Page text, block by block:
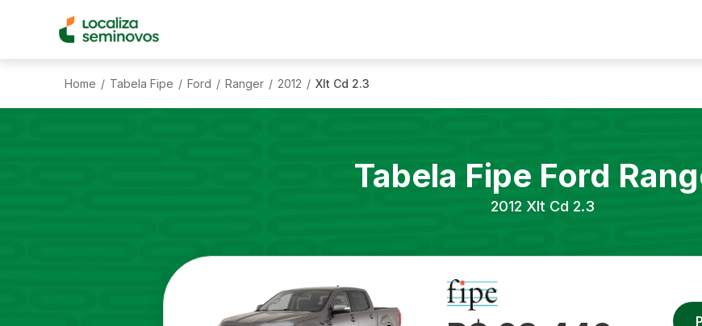
Home / Tabela Fipe / Ford / Ranger / 2012 / Xlt Cd 2.3
Tabela Fipe Ford
2012 Xlt Cd 2.3